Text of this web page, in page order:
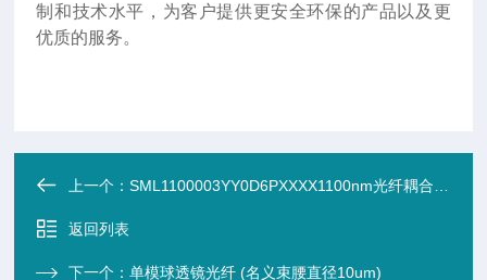
制和技术水平，为客户提供更安全环保的产品以及更
优质的服务。
上一个：SML1100003YY0D6PXXXX1100nm光纤耦合激光二极管(200mW)
返回列表
下一个：单模球透镜光纤 (名义束腰直径10um)